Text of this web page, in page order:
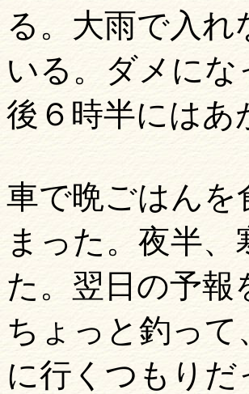
る。大雨で入
いる。ダメに
後６時半にはあ
車で晩ごはんを
まった。夜半
た。翌日の予報
ちょっと釣って
に行くつもり